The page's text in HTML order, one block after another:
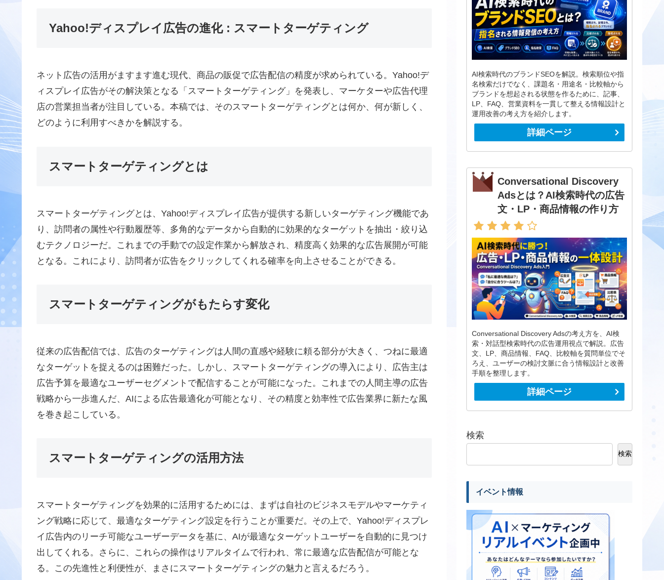
Yahoo!ディスプレイ広告の進化 : スマートターゲティング
ネット広告の活用がますます進む現代、商品の販促で広告配信の精度が求められている。Yahoo!デ
ィスプレイ広告がその解決策となる「スマートターゲティング」を発表し、マーケターや広告代理
店の営業担当者が注目している。本稿では、そのスマートターゲティングとは何か、何が新しく、
どのように利用すべきかを解説する。
スマートターゲティングとは
スマートターゲティングとは、Yahoo!ディスプレイ広告が提供する新しいターゲティング機能であ
り、訪問者の属性や行動履歴等、多角的なデータから自動的に効果的なターゲットを抽出・絞り込
むテクノロジーだ。これまでの手動での設定作業から解放され、精度高く効果的な広告展開が可能
となる。これにより、訪問者が広告をクリックしてくれる確率を向上させることができる。
スマートターゲティングがもたらす変化
従来の広告配信では、広告のターゲティングは人間の直感や経験に頼る部分が大きく、つねに最適
なターゲットを捉えるのは困難だった。しかし、スマートターゲティングの導入により、広告主は
広告予算を最適なユーザーセグメントで配信することが可能になった。これまでの人間主導の広告
戦略から一歩進んだ、AIによる広告最適化が可能となり、その精度と効率性で広告業界に新たな風
を巻き起こしている。
スマートターゲティングの活用方法
スマートターゲティングを効果的に活用するためには、まずは自社のビジネスモデルやマーケティ
ング戦略に応じて、最適なターゲティング設定を行うことが重要だ。その上で、Yahoo!ディスプレ
イ広告内のリーチ可能なユーザーデータを基に、AIが最適なターゲットユーザーを自動的に見つけ
出してくれる。さらに、これらの操作はリアルタイムで行われ、常に最適な広告配信が可能とな
る。この先進性と利便性が、まさにスマートターゲティングの魅力と言えるだろう。
AI検索時代のブランドSEOを解説。検索順位や指
名検索だけでなく、課題名・用途名・比較軸から
ブランドを想起される状態を作るために、記事、
LP、FAQ、営業資料を一貫して整える情報設計と
運用改善の考え方を紹介します。
詳細ページ
Conversational Discovery
Adsとは？AI検索時代の広告
文・LP・商品情報の作り方
Conversational Discovery Adsの考え方を、AI検
索・対話型検索時代の広告運用視点で解説。広告
文、LP、商品情報、FAQ、比較軸を質問単位でそ
ろえ、ユーザーの検討文脈に合う情報設計と改善
手順を整理します。
詳細ページ
検索
検索
イベント情報